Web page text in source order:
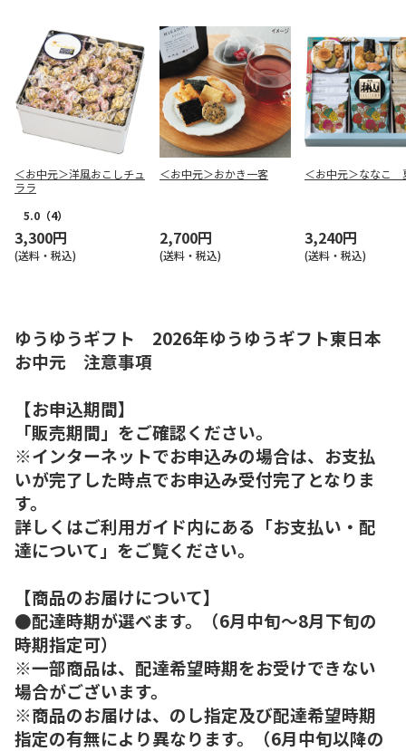
＜お中元＞洋風おこしチュ
ララ
5.0 （4）
3,300円
(送料・税込)
＜お中元＞おかき一客
2,700円
(送料・税込)
＜お中元＞ななこ
3,240円
(送料・税込)
ゆうゆうギフト 2026年ゆうゆうギフト東日本
お中元 注意事項
【お申込期間】
「販売期間」をご確認ください。
※インターネットでお申込みの場合は、お支払
いが完了した時点でお申込み受付完了となりま
す。
詳しくはご利用ガイド内にある「お支払い・配
達について」をご覧ください。
【商品のお届けについて】
●配達時期が選べます。（6月中旬～8月下旬の
時期指定可）
※一部商品は、配達希望時期をお受けできない
場合がございます。
※商品のお届けは、のし指定及び配達希望時期
指定の有無により異なります。（6月中旬以降の